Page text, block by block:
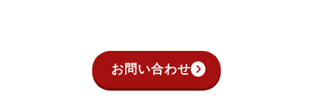
お問い合わせ